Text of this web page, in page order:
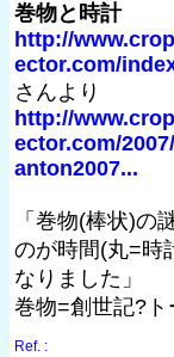
巻物と時計
http://
ector.com/
さんより
http://
ector.com/
anton2007...
「巻物(棒状)の
のが時間(丸=時
なりました」
巻物=創世記?ト
Ref. :